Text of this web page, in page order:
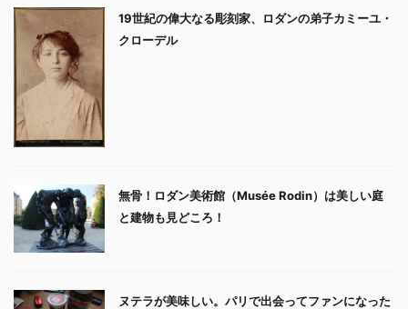
19世紀の偉大なる彫刻家、ロダンの弟子カミーユ・
クローデル
無骨！ロダン美術館（Musée Rodin）は美しい庭
と建物も見どころ！
ヌテラが美味しい。パリで出会ってファンになった